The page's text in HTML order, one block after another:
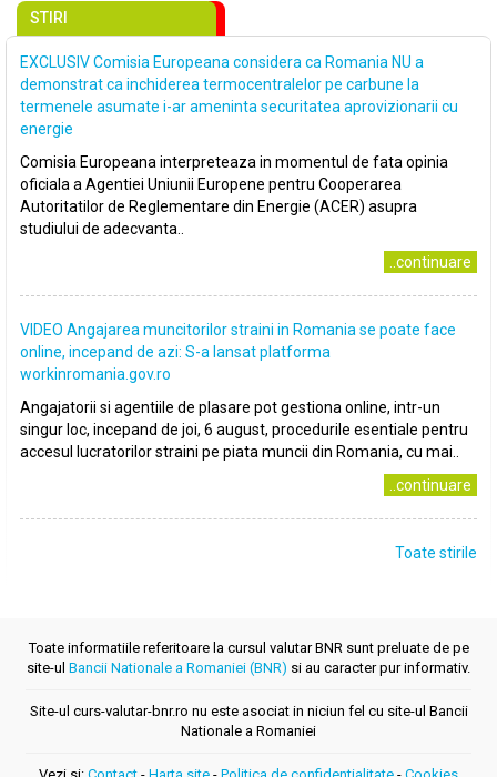
STIRI
EXCLUSIV Comisia Europeana considera ca Romania NU a
demonstrat ca inchiderea termocentralelor pe carbune la
termenele asumate i-ar ameninta securitatea aprovizionarii cu
energie
Comisia Europeana interpreteaza in momentul de fata opinia
oficiala a Agentiei Uniunii Europene pentru Cooperarea
Autoritatilor de Reglementare din Energie (ACER) asupra
studiului de adecvanta..
..continuare
VIDEO Angajarea muncitorilor straini in Romania se poate face
online, incepand de azi: S-a lansat platforma
workinromania.gov.ro
Angajatorii si agentiile de plasare pot gestiona online, intr-un
singur loc, incepand de joi, 6 august, procedurile esentiale pentru
accesul lucratorilor straini pe piata muncii din Romania, cu mai..
..continuare
Toate stirile
Toate informatiile referitoare la cursul valutar BNR sunt preluate de pe
site-ul Bancii Nationale a Romaniei (BNR) si au caracter pur informativ.
Site-ul curs-valutar-bnr.ro nu este asociat in niciun fel cu site-ul Bancii
Nationale a Romaniei